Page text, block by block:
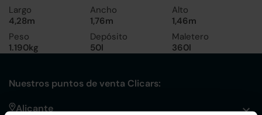
Largo
4,28m
Ancho
1,76m
Alto
1,46m
Peso
1.190kg
Depósito
50l
Maletero
360l
Nuestros puntos de venta Clicars:
Alicante